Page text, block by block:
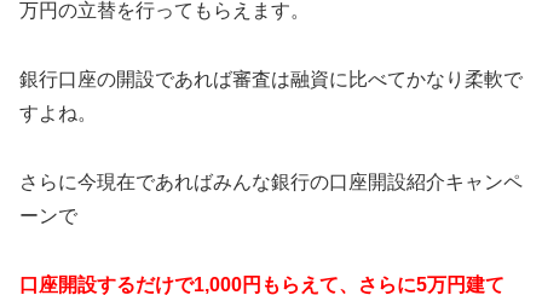
万円の立替を行ってもらえます。
銀行口座の開設であれば審査は融資に比べてかなり柔軟で
すよね。
さらに今現在であればみんな銀行の口座開設紹介キャンペ
ーンで
口座開設するだけで1,000円もらえて、さらに5万円建て